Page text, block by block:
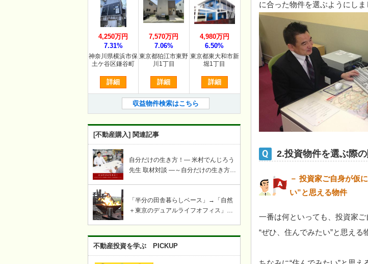
に合った物件を選ぶようにしま
2.投資物件を選ぶ際
－ 投資家ご自身が仮
い”と思える物件
一番は何といっても、投資家
“ぜひ、住んでみたい”と思える
神奈川県横浜市保
土ケ谷区鎌谷町
4,250万円
7.31%
詳細
東京都狛江市東野
川1丁目
7,570万円
7.06%
詳細
東京都東大和市新
堀1丁目
4,980万円
6.50%
詳細
収益物件検索はこちら
[不動産購入] 関連記事
自分だけの生き方！― 米村でんじろう
先生 取材対談 ―～自分だけの生き方を
「半分の田舎暮らしベース」→「自然
＋東京のデュアルライフオフィス」
い自然豊かな川のそばで、上記キーワ
ードの不動産を探して｜KICHI6（キチ
不動産投資を学ぶ PICKUP